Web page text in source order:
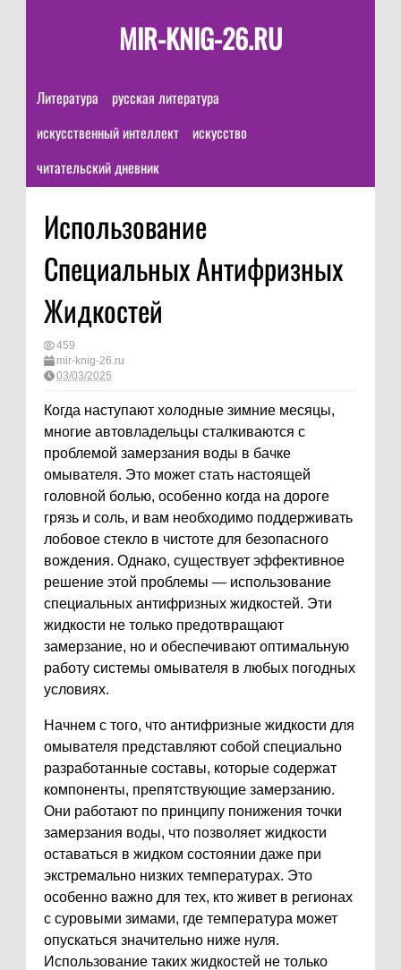
MIR-KNIG-26.RU
Литература
русская литература
искусственный интеллект
искусство
читательский дневник
Использование
Специальных Антифризных
Жидкостей
459
mir-knig-26.ru
03/03/2025
Когда наступают холодные зимние месяцы,
многие автовладельцы сталкиваются с
проблемой замерзания воды в бачке
омывателя. Это может стать настоящей
головной болью, особенно когда на дороге
грязь и соль, и вам необходимо поддерживать
лобовое стекло в чистоте для безопасного
вождения. Однако, существует эффективное
решение этой проблемы — использование
специальных антифризных жидкостей. Эти
жидкости не только предотвращают
замерзание, но и обеспечивают оптимальную
работу системы омывателя в любых погодных
условиях.
Начнем с того, что антифризные жидкости для
омывателя представляют собой специально
разработанные составы, которые содержат
компоненты, препятствующие замерзанию.
Они работают по принципу понижения точки
замерзания воды, что позволяет жидкости
оставаться в жидком состоянии даже при
экстремально низких температурах. Это
особенно важно для тех, кто живет в регионах
с суровыми зимами, где температура может
опускаться значительно ниже нуля.
Использование таких жидкостей не только